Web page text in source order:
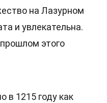
на Лазурном
и увлекательна.
этого
в 1215 году как